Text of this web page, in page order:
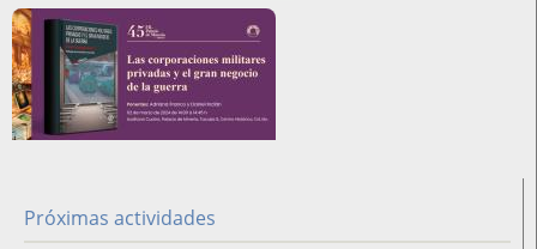
Imagen
redes
Difusión
Próximas actividades